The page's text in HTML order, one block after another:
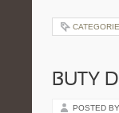
BUTY
POSTED